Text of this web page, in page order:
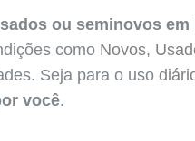
ou seminovos em
como Novos,
Seja para o uso
você.